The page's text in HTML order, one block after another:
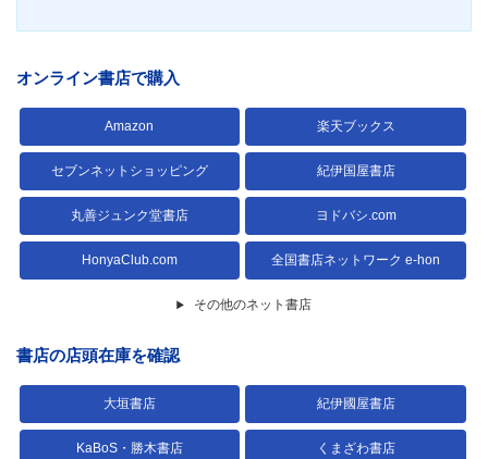
オンライン書店で購入
Amazon 楽天ブックス
セブンネットショッピング 紀伊国屋書店
丸善ジュンク堂書店 ヨドバシ.com
HonyaClub.com 全国書店ネットワーク e-hon
その他のネット書店
書店の店頭在庫を確認
大垣書店 紀伊國屋書店
KaBoS・勝木書店 くまざわ書店